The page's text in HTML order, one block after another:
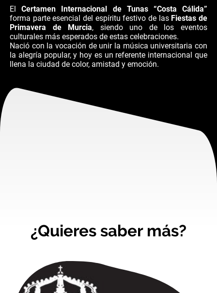
ElCertamen Internacional de Tunas “Costa Cálida”
forma parte esencial del espíritu festivo de las Fiestas de
Primavera de Murcia, siendo uno de los eventos
culturales más esperados de estas celebraciones.
Nació con la vocación de unir la música universitaria con
la alegría popular, y hoy es un referente internacional que
llena la ciudad de color, amistad y emoción.
¿Quieres saber más?